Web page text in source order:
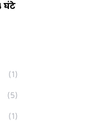
घंटे
(1)
(5)
(1)